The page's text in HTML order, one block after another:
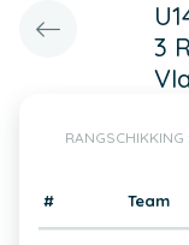
3
RANGSCHIKKING
# Team